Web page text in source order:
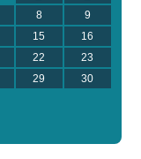
8
9
15
16
22
23
29
30